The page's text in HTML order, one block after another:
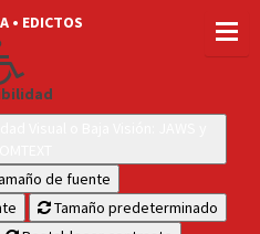
• EDICTOS
de fuente
Tamaño predeterminado